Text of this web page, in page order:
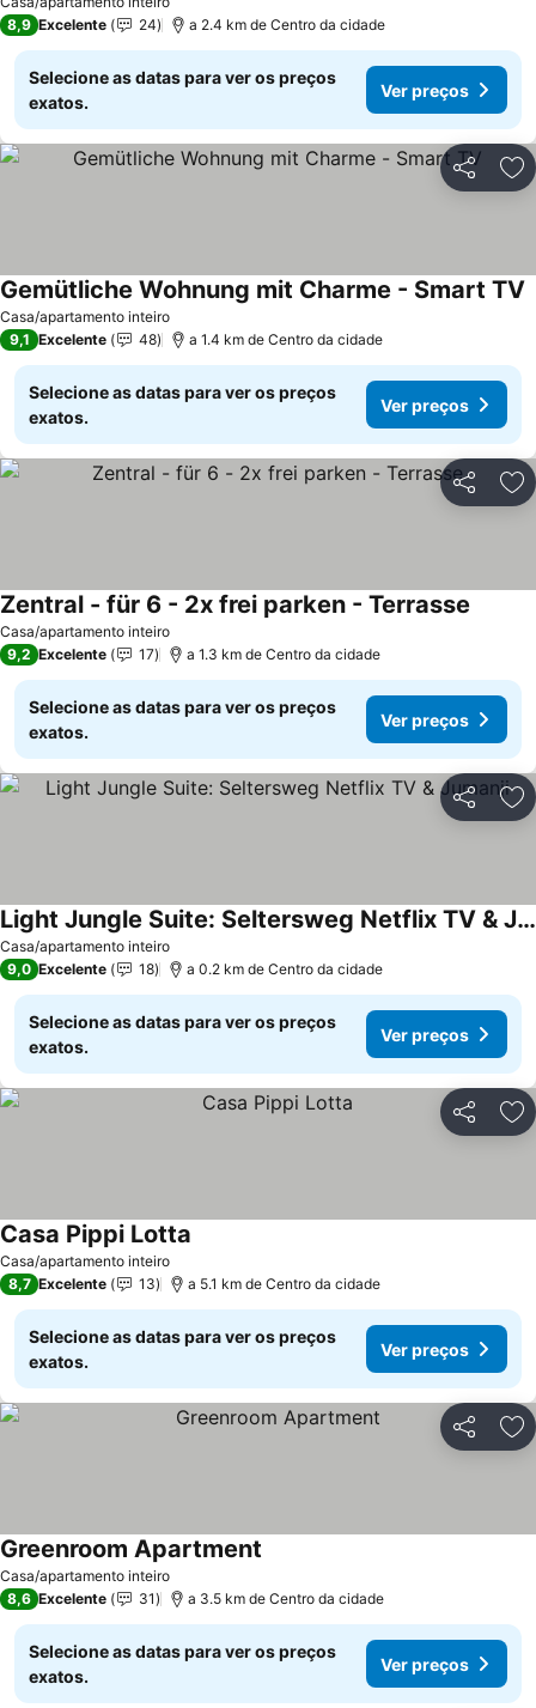
8,9 Excelente 24 a 2.4 km de Centro da cidade
Selecione as datas para ver os preços
exatos.
Ver preços
Partilhar
Casa/apartamento inteiro
Gemütliche Wohnung mit Charme - Smart TV
9,1 Excelente 48 a 1.4 km de Centro da cidade
Selecione as datas para ver os preços
exatos.
Ver preços
Partilhar
Casa/apartamento inteiro
Zentral - für 6 - 2x frei parken - Terrasse
9,2 Excelente 17 a 1.3 km de Centro da cidade
Selecione as datas para ver os preços
exatos.
Ver preços
Partilhar
Casa/apartamento inteiro
Light Jungle Suite: Seltersweg Netflix TV & Jumanji
9,0 Excelente 18 a 0.2 km de Centro da cidade
Selecione as datas para ver os preços
exatos.
Ver preços
Partilhar
Casa/apartamento inteiro
Casa Pippi Lotta
8,7 Excelente 13 a 5.1 km de Centro da cidade
Selecione as datas para ver os preços
exatos.
Ver preços
Partilhar
Casa/apartamento inteiro
Greenroom Apartment
8,6 Excelente 31 a 3.5 km de Centro da cidade
Selecione as datas para ver os preços
exatos.
Ver preços